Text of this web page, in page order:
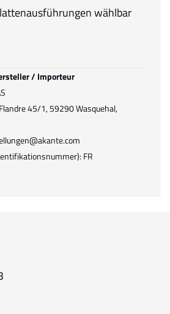
wählbar
/ Importeur
45/1, 59290 Wasquehal,
FR